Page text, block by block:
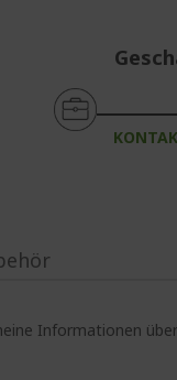
Informationen